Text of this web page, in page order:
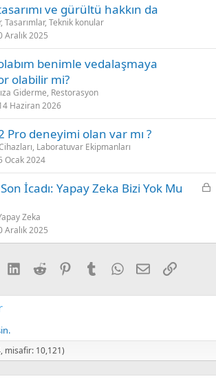
ve gürültü hakkın da
Tasarımlar, Teknik konular
Aralık 2025
benimle vedalaşmaya
olabilir mi?
Giderme, Restorasyon
Haziran 2026
Pro deneyimi olan var mı ?
Laboratuvar Ekipmanları
Ocak 2024
L
e
İcadı: Yapay Zeka Bizi Yok Mu
Zeka
Aralık 2025
X (Twitter)
LinkedIn
Reddit PinterestTumblrWhatsApp
E-postaLink
misafir: 10,121)